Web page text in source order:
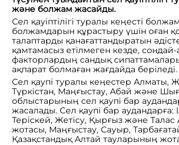
және болжам жасайды.
Сел қауіптілігі туралы кеңесті
болжамдарын құрастыру үшін оған
талаптарды қанағаттандыратын
қамтамасыз етілмеген кезде, сондай-
факторлардың сандық
ақпарат болмаған жағдайда беріледі.
Сел қаупі туралы кеңестер Алматы,
Түркістан, Маңғыстау, Абай және
облыстарының сел қаупі бар
жасалады. Сел қаупі бар аудандарға:
Теріскей, Жетісу, Қырғыз және
жотасы, Маңғыстау, Сауыр,
Қазақстандық Алтай тауларының